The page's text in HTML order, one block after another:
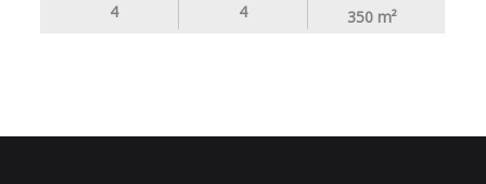
4 4 350 m²